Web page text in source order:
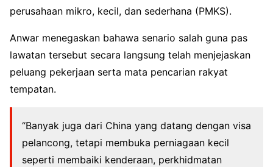
perusahaan mikro, kecil, dan sederhana (PMKS).
Anwar menegaskan bahawa senario salah guna pas
lawatan tersebut secara langsung telah menjejaskan
peluang pekerjaan serta mata pencarian rakyat
tempatan.
“Banyak juga dari China yang datang dengan visa
pelancong, tetapi membuka perniagaan kecil
seperti membaiki kenderaan, perkhidmatan